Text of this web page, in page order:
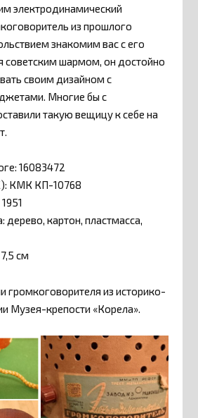
электродинамический
из прошлого
знакомим вас с его
советским шармом, он достойно
своим дизайном с
Многие бы с
такую вещицу к себе на
16083472
КМК КП-10768
дерево, картон, пластмасса,
см
громкоговорителя из историко-
Музея-крепости «Корела».